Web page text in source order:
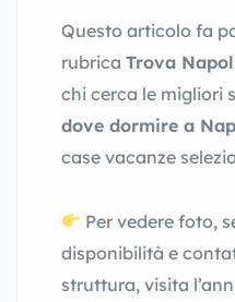
Questo articolo fa
rubrica Trova
chi cerca le migliori
dove dormire a
case vacanze
Per vedere foto,
disponibilità e
struttura, visita